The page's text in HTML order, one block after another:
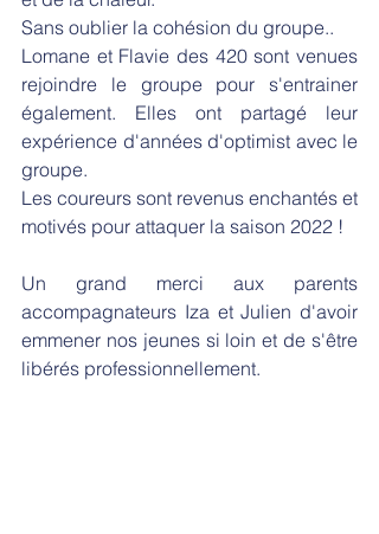
Sans oublier la cohésion du groupe..
Lomane et Flavie des 420 sont venues
rejoindre le groupe pour s'entrainer
également. Elles ont partagé leur
expérience d'années d'optimist avec le
groupe.
Les coureurs sont revenus enchantés et
motivés pour attaquer la saison 2022 !
Un grand merci aux parents
accompagnateurs Iza et Julien d'avoir
emmener nos jeunes si loin et de s'être
libérés professionnellement.